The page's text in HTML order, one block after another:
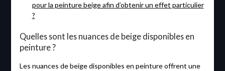
pour la peinture beige afin d’obtenir un effet particulier
?
Quelles sont les nuances de beige disponibles en
peinture ?
Les nuances de beige disponibles en peinture offrent une